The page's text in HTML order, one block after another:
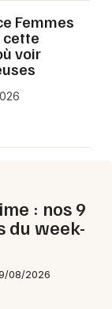
Femmes
cette
voir
: nos 9
du week-
08/2026